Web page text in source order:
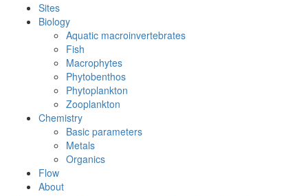
Sites
Biology
Aquatic macroinvertebrates
Fish
Macrophytes
Phytobenthos
Phytoplankton
Zooplankton
Chemistry
Basic parameters
Metals
Organics
Flow
About